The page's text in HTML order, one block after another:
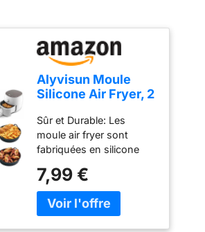
Alyvisun Moule
Silicone Air Fryer, 2
Moule pour Airfryer
Réutilisable
Friteuse à Air
Chaud Plat Pot
Ronde Doublure
Liner pour Friteuse
Air, Micro-ondes,
Sûr et Durable: Les
moule air fryer sont
fabriquées en silicone
non toxique et
antiadhésif. Elles ont une
plage de résistance à la
7,99 €